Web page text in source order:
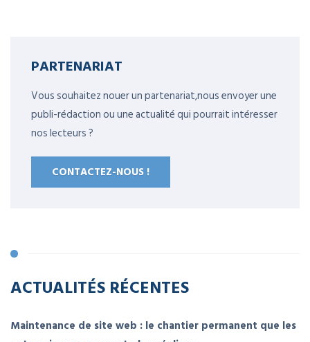
PARTENARIAT
Vous souhaitez nouer un partenariat,nous envoyer une
publi-rédaction ou une actualité qui pourrait intéresser
nos lecteurs ?
CONTACTEZ-NOUS !
ACTUALITÉS RÉCENTES
Maintenance de site web : le chantier permanent que les